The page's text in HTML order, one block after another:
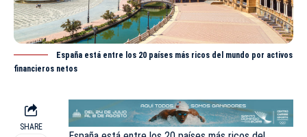
España está entre los 20 países más ricos del mundo por activos
financieros netos
SHARE